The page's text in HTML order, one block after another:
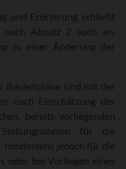
und Erörterung schließt
nach Absatz 2 auch an,
zu einer Änderung der
Bauleitpläne sind mit der
nach Einschätzung der
bereits vorliegenden
Stellungnahmen für die
mindestens jedoch für die
oder bei Vorliegen eines